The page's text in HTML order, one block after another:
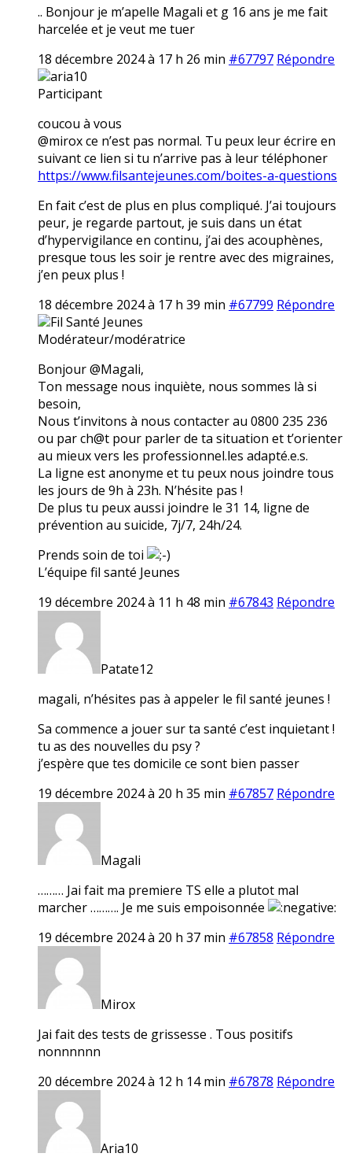
.. Bonjour je m’apelle Magali et g 16 ans je me fait
harcelée et je veut me tuer
18 décembre 2024 à 17 h 26 min #67797 Répondre
aria10
Participant
coucou à vous
@mirox ce n’est pas normal. Tu peux leur écrire en
suivant ce lien si tu n’arrive pas à leur téléphoner
https://www.filsantejeunes.com/boites-a-questions
En fait c’est de plus en plus compliqué. J’ai toujours
peur, je regarde partout, je suis dans un état
d’hypervigilance en continu, j’ai des acouphènes,
presque tous les soir je rentre avec des migraines,
j’en peux plus !
18 décembre 2024 à 17 h 39 min #67799 Répondre
Fil Santé Jeunes
Modérateur/modératrice
Bonjour @Magali,
Ton message nous inquiète, nous sommes là si
besoin,
Nous t’invitons à nous contacter au 0800 235 236
ou par ch@t pour parler de ta situation et t’orienter
au mieux vers les professionnel.les adapté.e.s.
La ligne est anonyme et tu peux nous joindre tous
les jours de 9h à 23h. N’hésite pas !
De plus tu peux aussi joindre le 31 14, ligne de
prévention au suicide, 7j/7, 24h/24.
Prends soin de toi
L’équipe fil santé Jeunes
19 décembre 2024 à 11 h 48 min #67843 Répondre
Patate12
magali, n’hésites pas à appeler le fil santé jeunes !
Sa commence a jouer sur ta santé c’est inquietant !
tu as des nouvelles du psy ?
j’espère que tes domicile ce sont bien passer
19 décembre 2024 à 20 h 35 min #67857 Répondre
Magali
……… Jai fait ma premiere TS elle a plutot mal
marcher ………. Je me suis empoisonnée
19 décembre 2024 à 20 h 37 min #67858 Répondre
Mirox
Jai fait des tests de grissesse . Tous positifs
nonnnnnn
20 décembre 2024 à 12 h 14 min #67878 Répondre
Aria10